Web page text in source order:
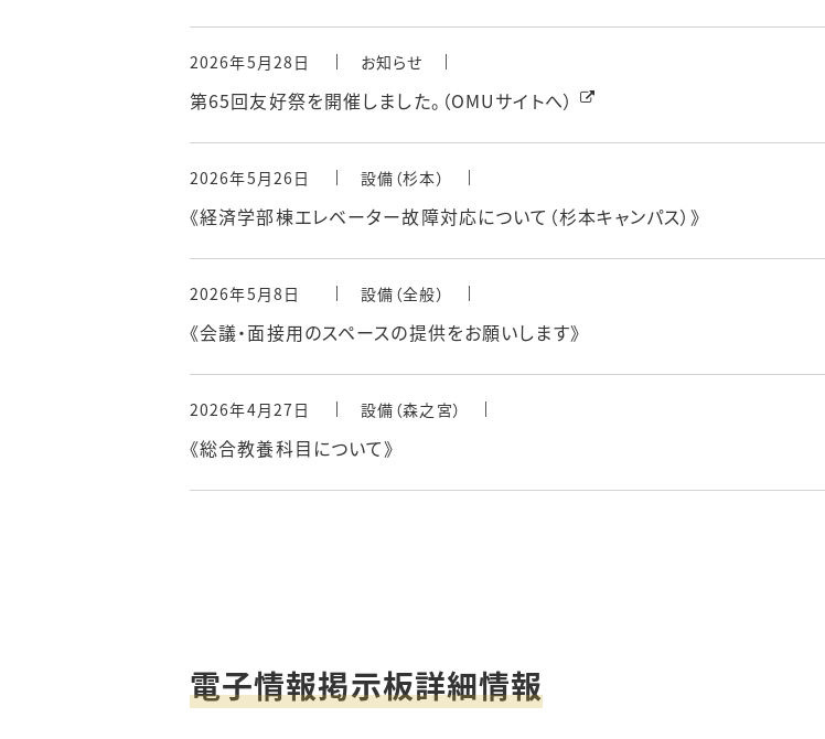
2026年5月28日 お知らせ
第65回友好祭を開催しました。（OMUサイトへ）
2026年5月26日 設備（杉本）
《経済学部棟エレベーター故障対応について（杉本キャンパス）》
2026年5月8日 設備（全般）
《会議・面接用のスペースの提供をお願いします》
2026年4月27日 設備（森之宮）
《総合教養科目について》
電子情報掲示板詳細情報